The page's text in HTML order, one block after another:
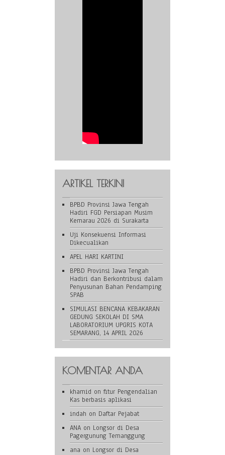
ARTIKEL TERKINI
BPBD Provinsi Jawa Tengah
Hadiri FGD Persiapan Musim
Kemarau 2026 di Surakarta
Uji Konsekuensi Informasi
Dikecualikan
APEL HARI KARTINI
BPBD Provinsi Jawa Tengah
Hadiri dan Berkontribusi dalam
Penyusunan Bahan Pendamping
SPAB
SIMULASI BENCANA KEBAKARAN
GEDUNG SEKOLAH DI SMA
LABORATORIUM UPGRIS KOTA
SEMARANG, 14 APRIL 2026
KOMENTAR ANDA
khamid on fitur Pengendalian
Kas berbasis aplikasi
indah on Daftar Pejabat
ANA on Longsor di Desa
Pagergunung Temanggung
ana on Longsor di Desa